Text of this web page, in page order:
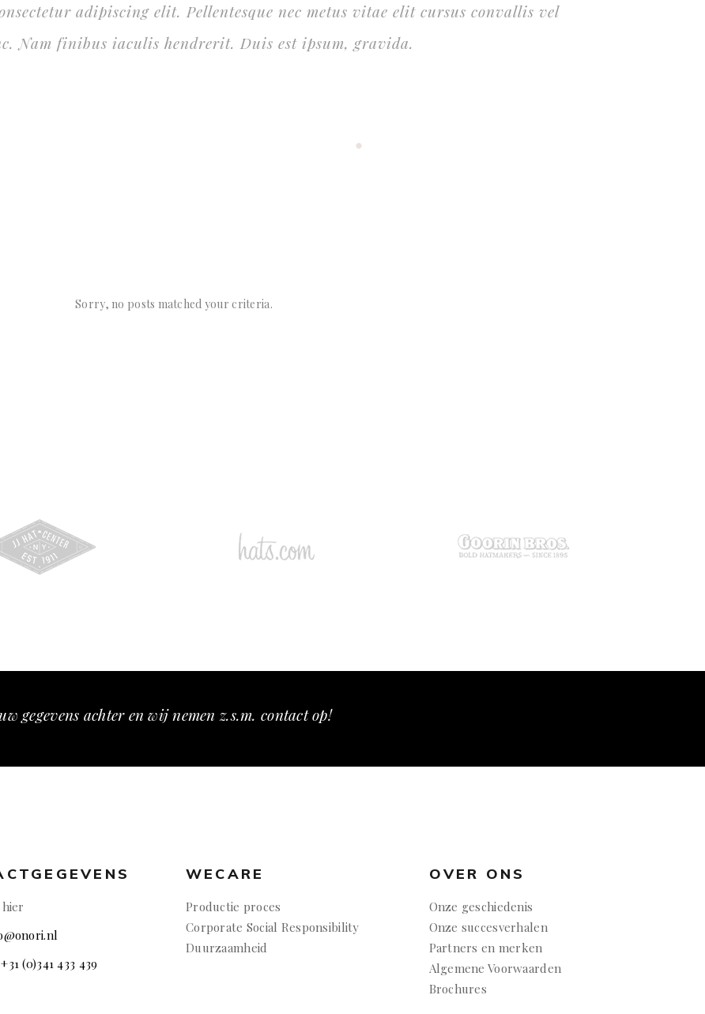
adipiscing elit. Pellentesque nec metus vitae elit cursus convallis vel
Nam finibus iaculis hendrerit. Duis est ipsum, gravida.
Sorry, no posts matched your criteria.
gegevens achter en wij nemen z.s.m. contact op!
(0)341 433 439
WECARE
Productie proces
Corporate Social Responsibility
Duurzaamheid
OVER ONS
Onze geschiedenis
Onze succesverhalen
Partners en merken
Algemene Voorwaarden
Brochures